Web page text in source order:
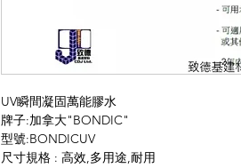
UV瞬間凝固萬能膠水
牌子:加拿大"BONDIC"
型號:BONDICUV
尺寸規格 : 高效,多用途,耐用